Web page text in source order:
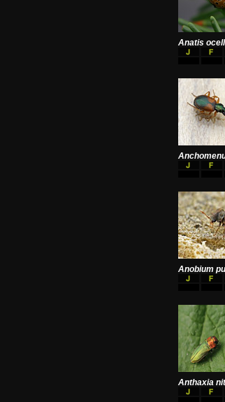
Anatis
Anobium
Anthaxia